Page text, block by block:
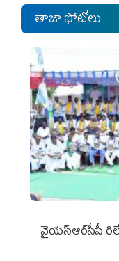
తాజా ఫోటోలు
వైయ‌స్ఆర్‌సీపీ రిలే